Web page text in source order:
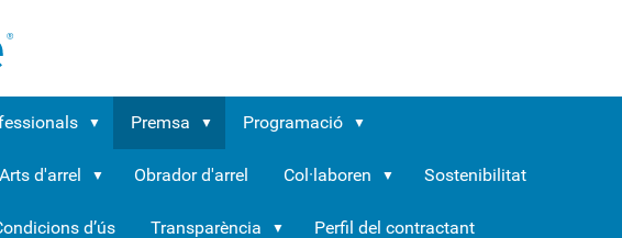
Premsa Programació
d'arrel Obrador d'arrel Col·laboren Sostenibilitat
d’ús Transparència Perfil del contractant